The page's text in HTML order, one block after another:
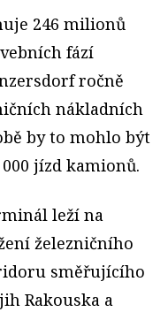
246 milionů
fází
ročně
nákladních
by to mohlo být
jízd kamionů.
leží na
železničního
směřujícího
Rakouska a